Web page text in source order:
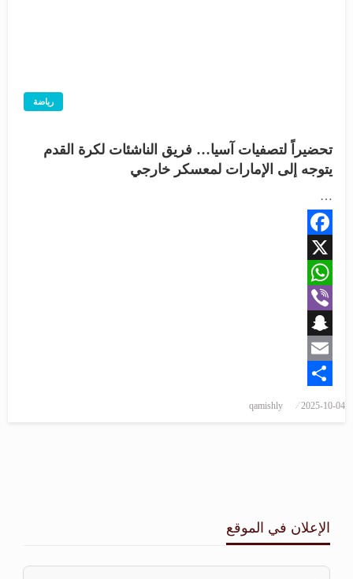
رياضة
تحضيراً لتصفيات آسيا… فريق الناشئات لكرة القدم
يتوجه إلى الإمارات لمعسكر خارجي
…
Facebook
X
WhatsApp
Viber
Snapchat
Email
نُشر
2025-10-04
qamishly
الإعلان في الموقع